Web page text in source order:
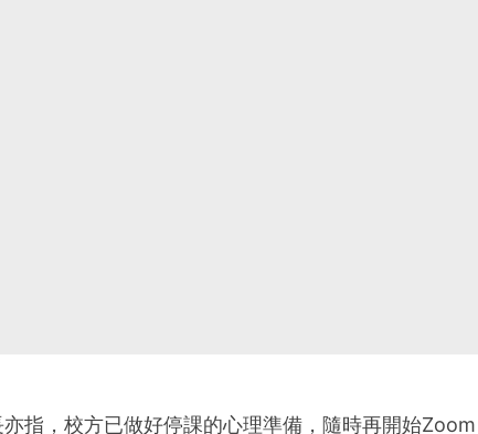
指，校方已做好停課的心理準備，隨時再開始Zoom